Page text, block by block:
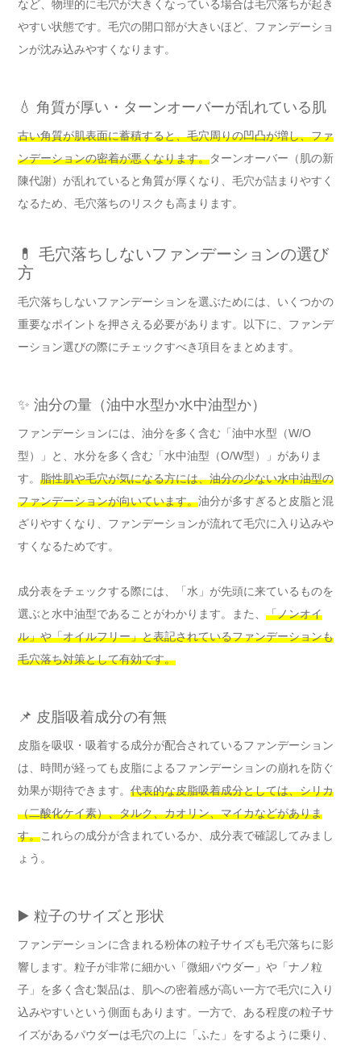
など、物理的に毛穴が大きくなっている場合は毛穴落ちが起き
やすい状態です。毛穴の開口部が大きいほど、ファンデーショ
ンが沈み込みやすくなります。
💧 角質が厚い・ターンオーバーが乱れている肌
古い角質が肌表面に蓄積すると、毛穴周りの凹凸が増し、ファ
ンデーションの密着が悪くなります。ターンオーバー（肌の新
陳代謝）が乱れていると角質が厚くなり、毛穴が詰まりやすく
なるため、毛穴落ちのリスクも高まります。
💊 毛穴落ちしないファンデーションの選び
方
毛穴落ちしないファンデーションを選ぶためには、いくつかの
重要なポイントを押さえる必要があります。以下に、ファンデ
ーション選びの際にチェックすべき項目をまとめます。
✨ 油分の量（油中水型か水中油型か）
ファンデーションには、油分を多く含む「油中水型（W/O
型）」と、水分を多く含む「水中油型（O/W型）」がありま
す。 脂性肌や毛穴が気になる方には、油分の少ない水中油型の
ファンデーションが向いています。油分が多すぎると皮脂と混
ざりやすくなり、ファンデーションが流れて毛穴に入り込みや
すくなるためです。
成分表をチェックする際には、「水」が先頭に来ているものを
選ぶと水中油型であることがわかります。また、 「ノンオイ
ル」や「オイルフリー」と表記されているファンデーションも
毛穴落ち対策として有効です。
📌 皮脂吸着成分の有無
皮脂を吸収・吸着する成分が配合されているファンデーション
は、時間が経っても皮脂によるファンデーションの崩れを防ぐ
効果が期待できます。 代表的な皮脂吸着成分としては、シリカ
（二酸化ケイ素）、タルク、カオリン、マイカなどがありま
す。これらの成分が含まれているか、成分表で確認してみまし
ょう。
▶️ 粒子のサイズと形状
ファンデーションに含まれる粉体の粒子サイズも毛穴落ちに影
響します。粒子が非常に細かい「微細パウダー」や「ナノ粒
子」を多く含む製品は、肌への密着感が高い一方で毛穴に入り
込みやすいという側面もあります。一方で、ある程度の粒子サ
イズがあるパウダーは毛穴の上に「ふた」をするように乗り、